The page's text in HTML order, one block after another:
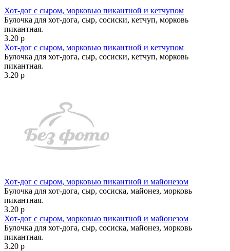
Хот-дог с сыром, морковью пикантной и кетчупом
Булочка для хот-дога, сыр, сосиски, кетчуп, морковь
пикантная.
3.20 р
Хот-дог с сыром, морковью пикантной и кетчупом
Булочка для хот-дога, сыр, сосиски, кетчуп, морковь
пикантная.
3.20 р
Хот-дог с сыром, морковью пикантной и майонезом
Булочка для хот-дога, сыр, сосиска, майонез, морковь
пикантная.
3.20 р
Хот-дог с сыром, морковью пикантной и майонезом
Булочка для хот-дога, сыр, сосиска, майонез, морковь
пикантная.
3.20 р